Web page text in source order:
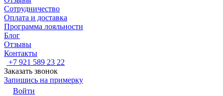
Сотрудничество
Оплата и доставка
Программа лояльности
Блог
Отзывы
Контакты
+7 921 589 23 22
Заказать звонок
Запишись на примерку
Войти